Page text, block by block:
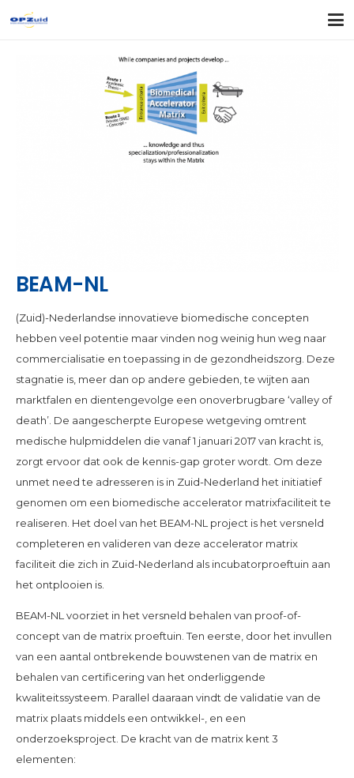
BEAM-NL
(Zuid)-Nederlandse innovatieve biomedische concepten
hebben veel potentie maar vinden nog weinig hun weg naar
commercialisatie en toepassing in de gezondheidszorg. Deze
stagnatie is, meer dan op andere gebieden, te wijten aan
marktfalen en dientengevolge een onoverbrugbare ‘valley of
death’. De aangescherpte Europese wetgeving omtrent
medische hulpmiddelen die vanaf 1 januari 2017 van kracht is,
zorgt ervoor dat ook de kennis-gap groter wordt. Om deze
unmet need te adresseren is in Zuid-Nederland het initiatief
genomen om een biomedische accelerator matrixfaciliteit te
realiseren. Het doel van het BEAM-NL project is het versneld
completeren en valideren van deze accelerator matrix
faciliteit die zich in Zuid-Nederland als incubatorproeftuin aan
het ontplooien is.
BEAM-NL voorziet in het versneld behalen van proof-of-
concept van de matrix proeftuin. Ten eerste, door het invullen
van een aantal ontbrekende bouwstenen van de matrix en
behalen van certificering van het onderliggende
kwaliteitssysteem. Parallel daaraan vindt de validatie van de
matrix plaats middels een ontwikkel-, en een
onderzoeksproject. De kracht van de matrix kent 3
elementen: